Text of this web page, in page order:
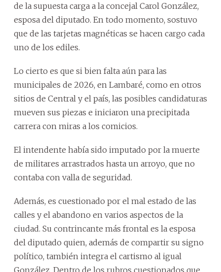
de la supuesta carga a la concejal Carol González,
esposa del diputado. En todo momento, sostuvo
que de las tarjetas magnéticas se hacen cargo cada
uno de los ediles.
Lo cierto es que si bien falta aún para las
municipales de 2026, en Lambaré, como en otros
sitios de Central y el país, las posibles candidaturas
mueven sus piezas e iniciaron una precipitada
carrera con miras a los comicios.
El intendente había sido imputado por la muerte
de militares arrastrados hasta un arroyo, que no
contaba con valla de seguridad.
Además, es cuestionado por el mal estado de las
calles y el abandono en varios aspectos de la
ciudad. Su contrincante más frontal es la esposa
del diputado quien, además de compartir su signo
político, también integra el cartismo al igual
González. Dentro de los rubros cuestionados que